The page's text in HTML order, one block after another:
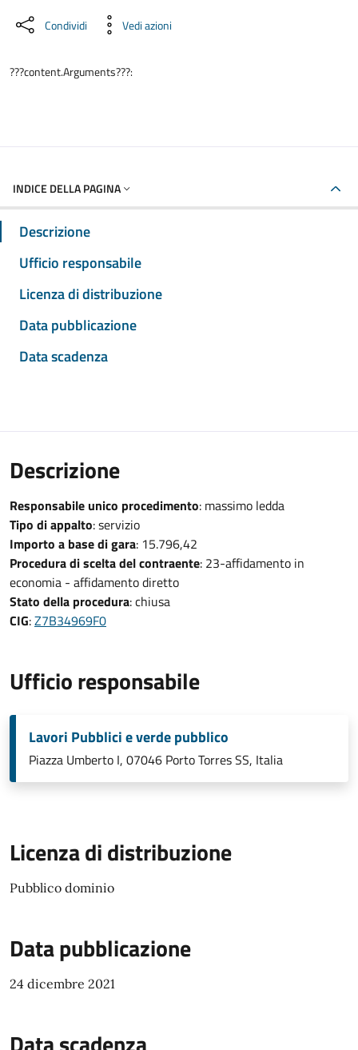
Condividi Vedi azioni
???content.Arguments???:
INDICE DELLA PAGINA
Descrizione
Ufficio responsabile
Licenza di distribuzione
Data pubblicazione
Data scadenza
Descrizione
Responsabile unico procedimento: massimo ledda
Tipo di appalto: servizio
Importo a base di gara: 15.796,42
Procedura di scelta del contraente: 23-affidamento in
economia - affidamento diretto
Stato della procedura: chiusa
CIG:Z7B34969F0
Ufficio responsabile
Lavori Pubblici e verde pubblico
Piazza Umberto I, 07046 Porto Torres SS, Italia
Licenza di distribuzione
Pubblico dominio
Data pubblicazione
24 dicembre 2021